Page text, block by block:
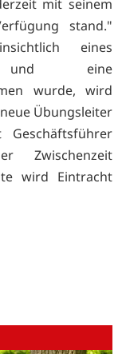
mit seinem
stand."
eines
und eine
wurde, wird
Übungsleiter
Zwischenzeit
wird Eintracht